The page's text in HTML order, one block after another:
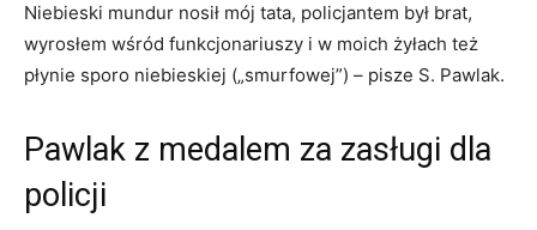
Niebieski mundur nosił mój tata, policjantem był brat,
wyrosłem wśród funkcjonariuszy i w moich żyłach też
płynie sporo niebieskiej („smurfowej”) – pisze S. Pawlak.
Pawlak z medalem za zasługi dla
policji